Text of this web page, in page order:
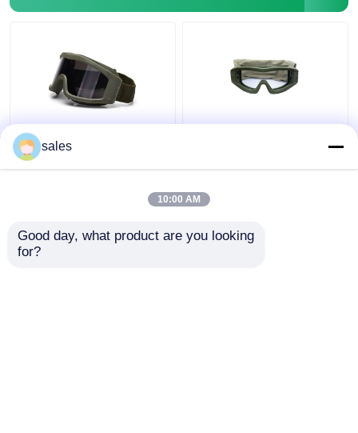
এন্টি কুয়াশা লেন্স এয়ারসফ্ট
পেইন্টবলের জন্য সামরিক
sales
10:00 AM
Good day, what product are you looking
for?